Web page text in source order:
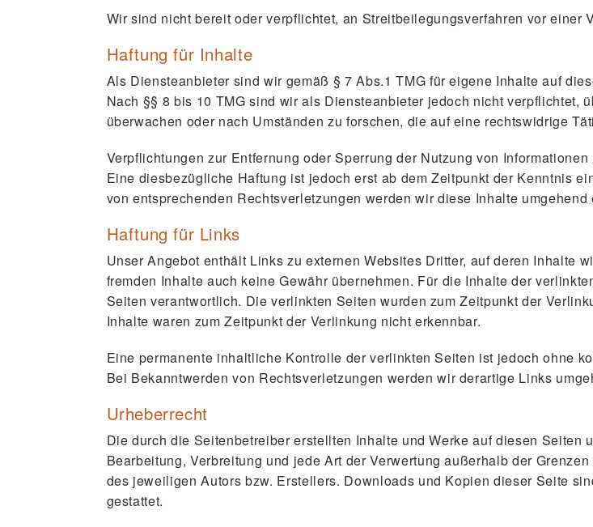
Wir sind nicht bereit oder verpflichtet, an Streitbeilegungsverfahren vor einer
Haftung für Inhalte
Als Diensteanbieter sind wir gemäß § 7 Abs.1 TMG für eigene Inhalte auf
Nach §§ 8 bis 10 TMG sind wir als Diensteanbieter jedoch nicht verpflichtet,
überwachen oder nach Umständen zu forschen, die auf eine rechtswidrige
Verpflichtungen zur Entfernung oder Sperrung der Nutzung von
Eine diesbezügliche Haftung ist jedoch erst ab dem Zeitpunkt der Kenntnis
von entsprechenden Rechtsverletzungen werden wir diese Inhalte umgehend
Haftung für Links
Unser Angebot enthält Links zu externen Websites Dritter, auf deren Inhalte
fremden Inhalte auch keine Gewähr übernehmen. Für die Inhalte der
Seiten verantwortlich. Die verlinkten Seiten wurden zum Zeitpunkt der
Inhalte waren zum Zeitpunkt der Verlinkung nicht erkennbar.
Eine permanente inhaltliche Kontrolle der verlinkten Seiten ist jedoch ohne
Bei Bekanntwerden von Rechtsverletzungen werden wir derartige Links
Urheberrecht
Die durch die Seitenbetreiber erstellten Inhalte und Werke auf diesen
Bearbeitung, Verbreitung und jede Art der Verwertung außerhalb der
des jeweiligen Autors bzw. Erstellers. Downloads und Kopien dieser Seite
gestattet.